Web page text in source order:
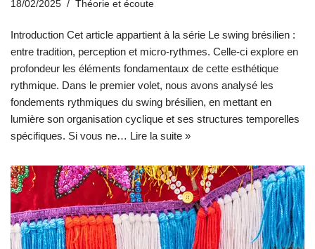
18/02/2025 Théorie et écoute
Introduction Cet article appartient à la série Le swing brésilien :
entre tradition, perception et micro-rythmes. Celle-ci explore en
profondeur les éléments fondamentaux de cette esthétique
rythmique. Dans le premier volet, nous avons analysé les
fondements rythmiques du swing brésilien, en mettant en
lumière son organisation cyclique et ses structures temporelles
spécifiques. Si vous ne… Lire la suite »